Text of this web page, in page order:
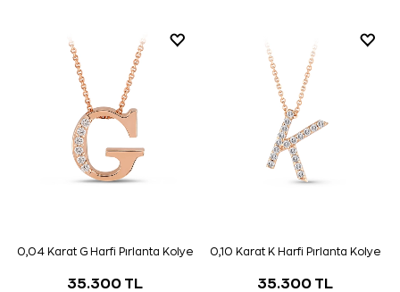
0,04 Karat G Harfi Pırlanta Kolye
35.300 TL
0,10 Karat K Harfi Pırlanta Kolye
35.300 TL